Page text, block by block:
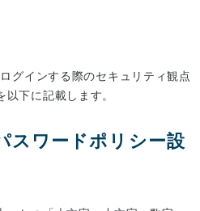
グインする際のセキュリティ観点
下に記載します。
スワードポリシー設